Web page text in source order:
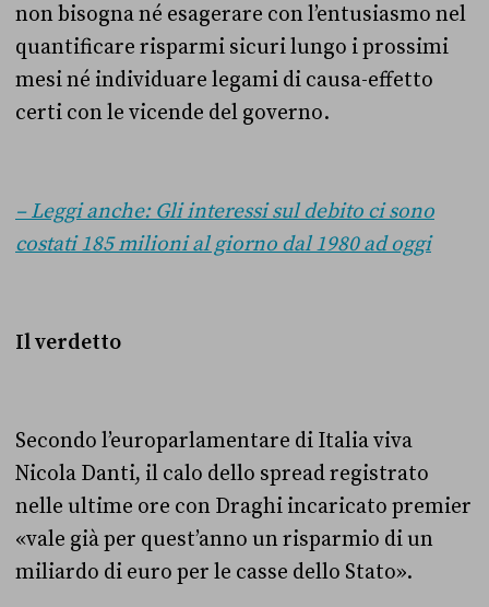
non bisogna né esagerare con l’entusiasmo nel
quantificare risparmi sicuri lungo i prossimi
mesi né individuare legami di causa-effetto
certi con le vicende del governo.
– Leggi anche: Gli interessi sul debito ci sono
costati 185 milioni al giorno dal 1980 ad oggi
Il verdetto
Secondo l’europarlamentare di Italia viva
Nicola Danti, il calo dello spread registrato
nelle ultime ore con Draghi incaricato premier
«vale già per quest’anno un risparmio di un
miliardo di euro per le casse dello Stato».